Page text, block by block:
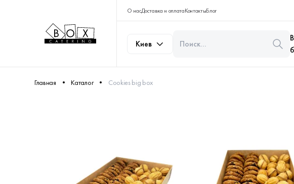
О насДоставка и оплатаКонтактыБлог
Киев
Главная Каталог Cookies big box